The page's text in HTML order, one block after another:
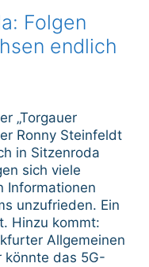
Folgen
endlich
„Torgauer
Ronny Steinfeldt
in Sitzenroda
sich viele
Informationen
unzufrieden. Ein
Hinzu kommt:
Allgemeinen
könnte das 5G-